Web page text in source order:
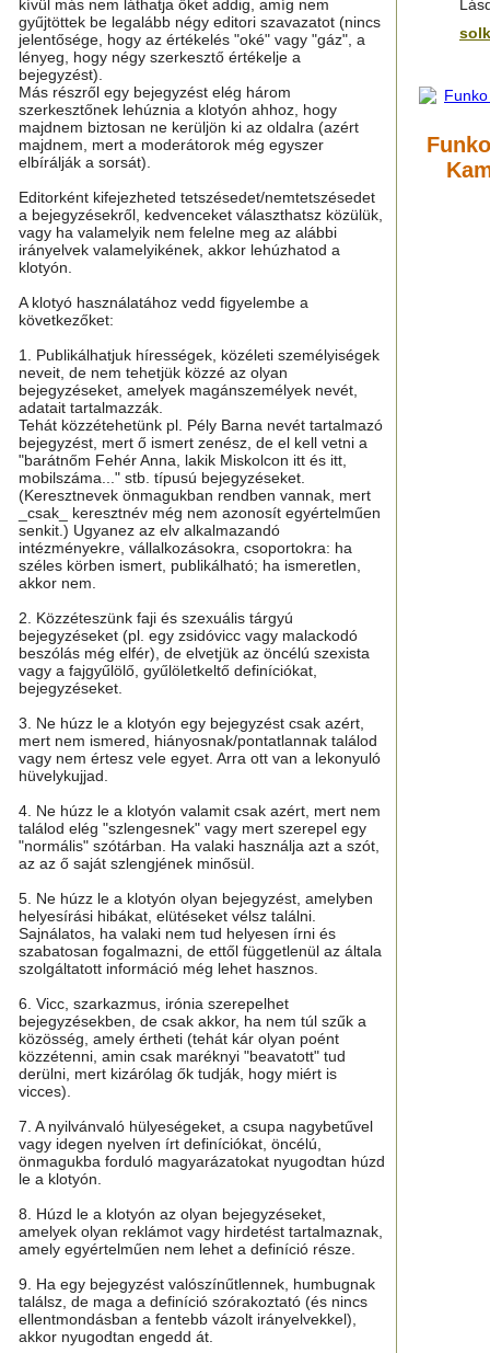
kívül más nem láthatja őket addig, amíg nem
gyűjtöttek be legalább négy editori szavazatot (nincs
jelentősége, hogy az értékelés "oké" vagy "gáz", a
lényeg, hogy négy szerkesztő értékelje a
bejegyzést).
Más részről egy bejegyzést elég három
szerkesztőnek lehúznia a klotyón ahhoz, hogy
majdnem biztosan ne kerüljön ki az oldalra (azért
majdnem, mert a moderátorok még egyszer
elbírálják a sorsát).
Editorként kifejezheted tetszésedet/nemtetszésedet
a bejegyzésekről, kedvenceket választhatsz közülük,
vagy ha valamelyik nem felelne meg az alábbi
irányelvek valamelyikének, akkor lehúzhatod a
klotyón.
A klotyó használatához vedd figyelembe a
következőket:
1. Publikálhatjuk hírességek, közéleti személyiségek
neveit, de nem tehetjük közzé az olyan
bejegyzéseket, amelyek magánszemélyek nevét,
adatait tartalmazzák.
Tehát közzétehetünk pl. Pély Barna nevét tartalmazó
bejegyzést, mert ő ismert zenész, de el kell vetni a
"barátnőm Fehér Anna, lakik Miskolcon itt és itt,
mobilszáma..." stb. típusú bejegyzéseket.
(Keresztnevek önmagukban rendben vannak, mert
_csak_ keresztnév még nem azonosít egyértelműen
senkit.) Ugyanez az elv alkalmazandó
intézményekre, vállalkozásokra, csoportokra: ha
széles körben ismert, publikálható; ha ismeretlen,
akkor nem.
2. Közzéteszünk faji és szexuális tárgyú
bejegyzéseket (pl. egy zsidóvicc vagy malackodó
beszólás még elfér), de elvetjük az öncélú szexista
vagy a fajgyűlölő, gyűlöletkeltő definíciókat,
bejegyzéseket.
3. Ne húzz le a klotyón egy bejegyzést csak azért,
mert nem ismered, hiányosnak/pontatlannak találod
vagy nem értesz vele egyet. Arra ott van a lekonyuló
hüvelykujjad.
4. Ne húzz le a klotyón valamit csak azért, mert nem
találod elég "szlengesnek" vagy mert szerepel egy
"normális" szótárban. Ha valaki használja azt a szót,
az az ő saját szlengjének minősül.
5. Ne húzz le a klotyón olyan bejegyzést, amelyben
helyesírási hibákat, elütéseket vélsz találni.
Sajnálatos, ha valaki nem tud helyesen írni és
szabatosan fogalmazni, de ettől függetlenül az általa
szolgáltatott információ még lehet hasznos.
6. Vicc, szarkazmus, irónia szerepelhet
bejegyzésekben, de csak akkor, ha nem túl szűk a
közösség, amely értheti (tehát kár olyan poént
közzétenni, amin csak maréknyi "beavatott" tud
derülni, mert kizárólag ők tudják, hogy miért is
vicces).
7. A nyilvánvaló hülyeségeket, a csupa nagybetűvel
vagy idegen nyelven írt definíciókat, öncélú,
önmagukba forduló magyarázatokat nyugodtan húzd
le a klotyón.
8. Húzd le a klotyón az olyan bejegyzéseket,
amelyek olyan reklámot vagy hirdetést tartalmaznak,
amely egyértelműen nem lehet a definíció része.
9. Ha egy bejegyzést valószínűtlennek, humbugnak
találsz, de maga a definíció szórakoztató (és nincs
ellentmondásban a fentebb vázolt irányelvekkel),
akkor nyugodtan engedd át.